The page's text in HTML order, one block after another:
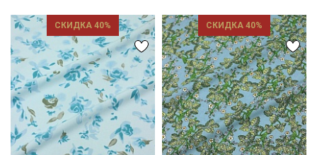
СКИДКА 40% СКИДКА 40%